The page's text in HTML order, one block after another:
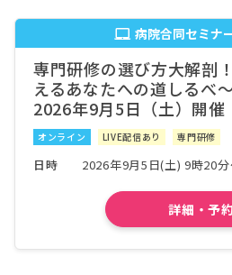
社会医療法人中信勤労者医療協会
長野県
長野県厚生農業協同組合連合会 長
長野県
順天堂大学医学部附属静岡病院
病院合同セミナ
専門研修の選び方大解剖
えるあなたへの道しるべ
2026年9月5日（土）開催
オンライン LIVE配信あり 専門研修
日時 2026年9月5日(土) 9時20
詳細・予約